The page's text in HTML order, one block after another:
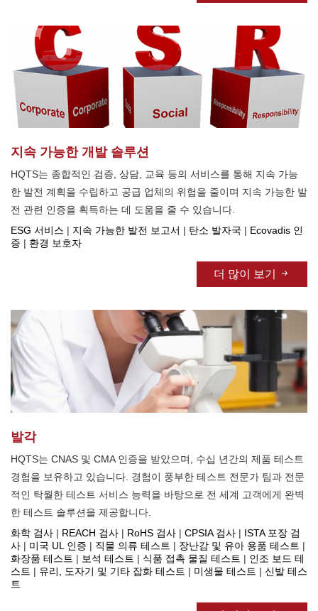
지속 가능한 개발 솔루션
HQTS는 종합적인 검증, 상담, 교육 등의 서비스를 통해 지속 가능
한 발전 계획을 수립하고 공급 업체의 위험을 줄이며 지속 가능한 발
전 관련 인증을 획득하는 데 도움을 줄 수 있습니다.
ESG 서비스 | 지속 가능한 발전 보고서 | 탄소 발자국 | Ecovadis 인
증 | 환경 보호자
더 많이 보기
발각
HQTS는 CNAS 및 CMA 인증을 받았으며, 수십 년간의 제품 테스트
경험을 보유하고 있습니다. 경험이 풍부한 테스트 전문가 팀과 전문
적인 탁월한 테스트 서비스 능력을 바탕으로 전 세계 고객에게 완벽
한 테스트 솔루션을 제공합니다.
화학 검사 | REACH 검사 | RoHS 검사 | CPSIA 검사 | ISTA 포장 검
사 | 미국 UL 인증 | 직물 의류 테스트 | 장난감 및 유아 용품 테스트 |
화장품 테스트 | 보석 테스트 | 식품 접촉 물질 테스트 | 인조 보드 테
스트 | 유리, 도자기 및 기타 잡화 테스트 | 미생물 테스트 | 신발 테스
트